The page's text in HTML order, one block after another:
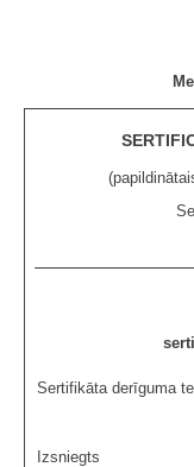
Sertifikāta derīguma
Izsniegts